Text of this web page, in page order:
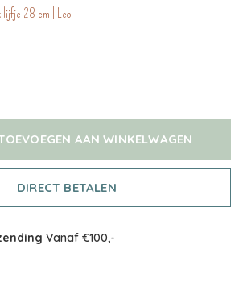
lijfje 28 cm | Leo
AAN WINKELWAGEN
DIRECT BETALEN
Vanaf €100,-